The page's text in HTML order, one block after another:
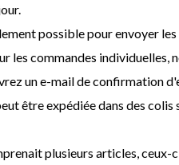
possible pour envoyer
les commandes individuelles,
un e-mail de confirmation
être expédiée dans des
plusieurs articles,